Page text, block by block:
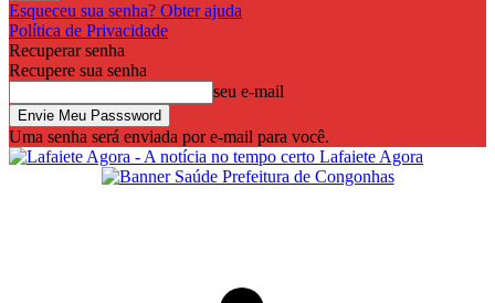
Esqueceu sua senha? Obter ajuda
Política de Privacidade
Recuperar senha
Recupere sua senha
seu e-mail
Uma senha será enviada por e-mail para você.
Lafaiete Agora